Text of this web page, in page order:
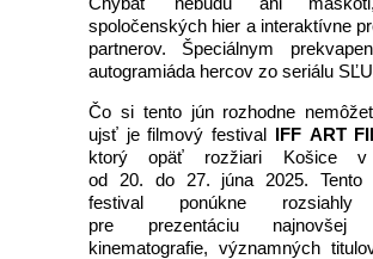
spoločenských hier a interaktívne
partnerov. Špeciálnym
autogramiáda hercov zo seriálu
Čo si tento jún rozhodne
ujsť je filmový festival IFF ART
ktorý opäť rozžiari Košice v
od 20. do 27. júna 2025. Tento
festival ponúkne rozsiahly
pre prezentáciu najnovšej
kinematografie, významných